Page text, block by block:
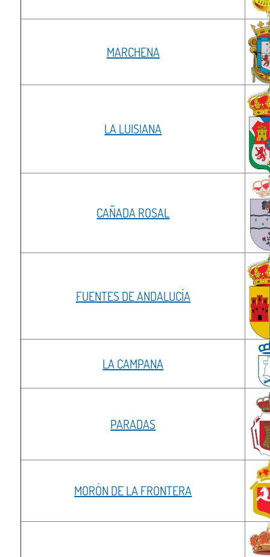
MARCHENA
LA LUISIANA
CAÑADA ROSAL
FUENTES DE ANDALUCÍA
LA CAMPANA
PARADAS
MORÓN DE LA FRONTERA